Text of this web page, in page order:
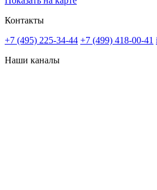
Контакты
+7 (495) 225-34-44 +7 (499) 418-00-41
Наши каналы